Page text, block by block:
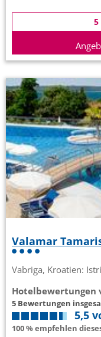
5
Valamar
Vabriga, Kroatien:
Hotelbewertungen
5 Bewertungen
5,5
100 % empfehlen